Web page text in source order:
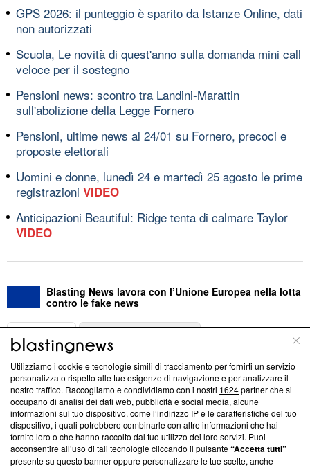
GPS 2026: il punteggio è sparito da Istanze Online, dati
non autorizzati
Scuola, Le novità di quest'anno sulla domanda mini call
veloce per il sostegno
Pensioni news: scontro tra Landini-Marattin
sull'abolizione della Legge Fornero
Pensioni, ultime news al 24/01 su Fornero, precoci e
proposte elettorali
Uomini e donne, lunedì 24 e martedì 25 agosto le prime
registrazioni VIDEO
Anticipazioni Beautiful: Ridge tenta di calmare Taylor
VIDEO
Blasting News lavora con l’Unione Europea nella lotta
contro le fake news
ABOUT
Questa sezione offre informazioni trasparenti su Blasting
News, sui nostri processi editoriali e su come ci impegniamo a
creare news di qualità. Inoltre, afferma la nostra aderenza a
‘Trust Project - News with Integrity’Blasting News non è
ancora membro del programma, ma ha richiesto di farne
parte; Trust Project non ha ancora effettuato una verifica di
conformità agli standard.
Utilizziamo i cookie e tecnologie simili di tracciamento per fornirti un servizio
personalizzato rispetto alle tue esigenze di navigazione e per analizzare il
nostro traffico. Raccogliamo e condividiamo con i nostri 1624partner che si
occupano di analisi dei dati web, pubblicità e social media, alcune
informazioni sul tuo dispositivo, come l’indirizzo IP e le caratteristiche del tuo
dispositivo, i quali potrebbero combinarle con altre informazioni che hai
fornito loro o che hanno raccolto dal tuo utilizzo dei loro servizi. Puoi
acconsentire all’uso di tali tecnologie cliccando il pulsante“Accetta tutti”
presente su questo banner oppure personalizzare le tue scelte, anche